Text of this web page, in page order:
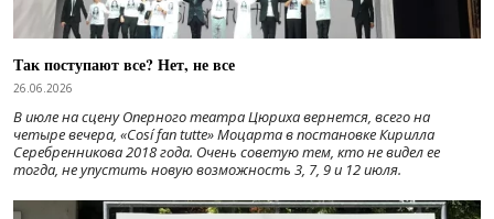
Так поступают все? Нет, не все
26.06.2026
В июле на сцену Оперного театра Цюриха вернется, всего на
четыре вечера, «Cosí fan tutte» Моцарта в постановке Кирилла
Серебренникова 2018 года. Очень советую тем, кто не видел ее
тогда, не упустить новую возможность 3, 7, 9 и 12 июля.